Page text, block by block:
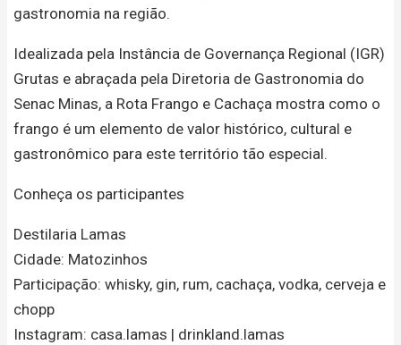
gastronomia na região.
Idealizada pela Instância de Governança Regional (IGR)
Grutas e abraçada pela Diretoria de Gastronomia do
Senac Minas, a Rota Frango e Cachaça mostra como o
frango é um elemento de valor histórico, cultural e
gastronômico para este território tão especial.
Conheça os participantes
Destilaria Lamas
Cidade: Matozinhos
Participação: whisky, gin, rum, cachaça, vodka, cerveja e
chopp
Instagram: casa.lamas | drinkland.lamas